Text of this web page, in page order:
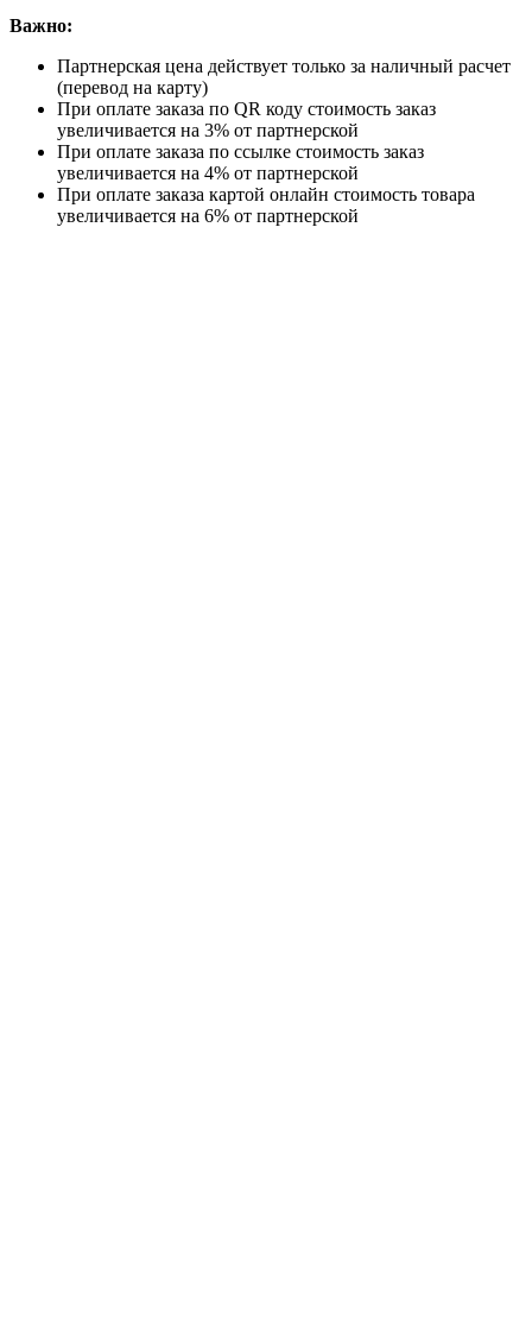
Важно:
Партнерская цена действует только за наличный расчет
(перевод на карту)
При оплате заказа по QR коду стоимость заказ
увеличивается на 3% от партнерской
При оплате заказа по ссылке стоимость заказ
увеличивается на 4% от партнерской
При оплате заказа картой онлайн стоимость товара
увеличивается на 6% от партнерской